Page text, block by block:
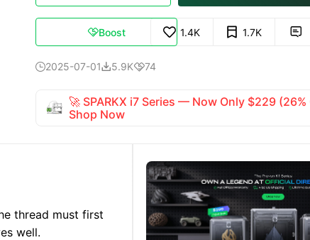
Boost 1.4K 1.7K 
2025-07-015.9K74
🚀 SPARKX i7 Series — Now Only $229 (26%
Shop Now
thread must first
well.